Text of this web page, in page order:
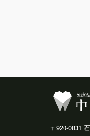
〒920-0831